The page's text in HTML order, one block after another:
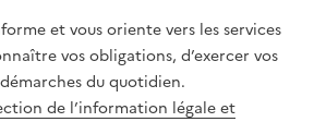
et vous oriente vers les services
vos obligations, d’exercer vos
du quotidien.
de l’information légale et